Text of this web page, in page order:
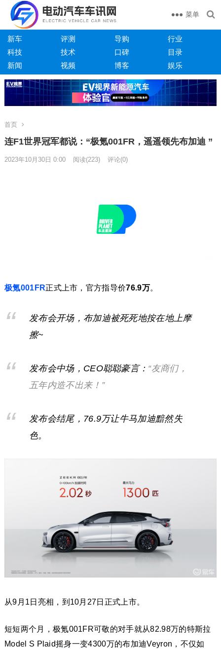
菜单
新车 评测 导购
行业
科技
技术 口碑
目录
新闻
视频 博客 娱乐
首页
连F1世界冠军都说：“极氪001FR，遥遥领先布加迪 ”
2023年10月30日 0:00 阅读(223) 评论(0)
极氪001FR正式上市，官方指导价76.9万。
发布会开场，布加迪被死死地按在地上摩
擦~
发布会中场，CEO聪聪豪言： “友商们，
五年内造不出来！”
发布会结尾，76.9万让牛马加迪黯然失
色。
从9月1日亮相，到10月27日正式上市。
短短两个月，极氪001FR可敬的对手就从82.98万的特斯拉
Model S Plaid摇身一变4300万的布加迪Veyron，不仅如